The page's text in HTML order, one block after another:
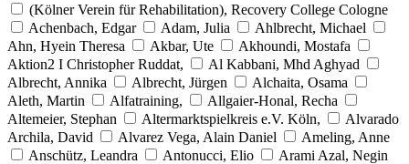
(Kölner Verein für Rehabilitation), Recovery College Cologne
Achenbach, Edgar
Adam, Julia
Ahlbrecht, Michael
Ahn, Hyein Theresa
Akbar, Ute
Akhoundi, Mostafa
Aktion2 I Christopher Ruddat,
Al Kabbani, Mhd Aghyad
Albrecht, Annika
Albrecht, Jürgen
Alchaita, Osama
Aleth, Martin
Alfatraining,
Allgaier-Honal, Recha
Altemeier, Stephan
Altermarktspielkreis e.V. Köln,
Alvarado
Archila, David
Alvarez Vega, Alain Daniel
Ameling, Anne
Anschütz, Leandra
Antonucci, Elio
Arami Azal, Negin